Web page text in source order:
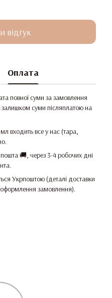
відгук
Оплата
повної суми за замовлення
залишком суми післяплатою на
входить все у нас (тара,
🚚, через 3-4 робочих дні
Укрпоштою (деталі доставки
замовлення).